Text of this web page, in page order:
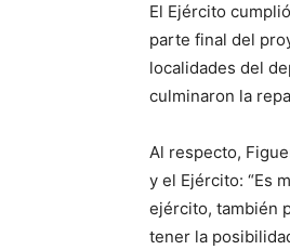
El Ejército
parte final del
localidades del
culminaron la
Al respecto,
y el Ejército: “Es
ejército, también
tener la